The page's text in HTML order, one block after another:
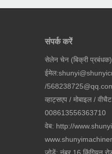
संपर्क करें
सेलेन चेन (बिक्री प्रबंधक)
ईमेल:
/
व्हाट्सएप / मोबाइल /
008613556363710
वेब: http://
जोड़ें: नंबर 16 किंगियन